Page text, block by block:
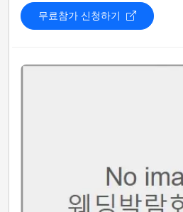
무료참가 신청하기